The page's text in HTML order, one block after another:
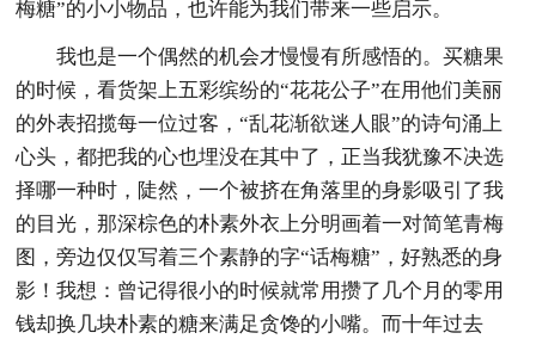
梅糖”的小小物品，也许能为我们带来一些启示。
我也是一个偶然的机会才慢慢有所感悟的。买糖果
的时候，看货架上五彩缤纷的“花花公子”在用他们美丽
的外表招揽每一位过客，“乱花渐欲迷人眼”的诗句涌上
心头，都把我的心也埋没在其中了，正当我犹豫不决选
择哪一种时，陡然，一个被挤在角落里的身影吸引了我
的目光，那深棕色的朴素外衣上分明画着一对简笔青梅
图，旁边仅仅写着三个素静的字“话梅糖”，好熟悉的身
影！我想：曾记得很小的时候就常用攒了几个月的零用
钱却换几块朴素的糖来满足贪馋的小嘴。而十年过去